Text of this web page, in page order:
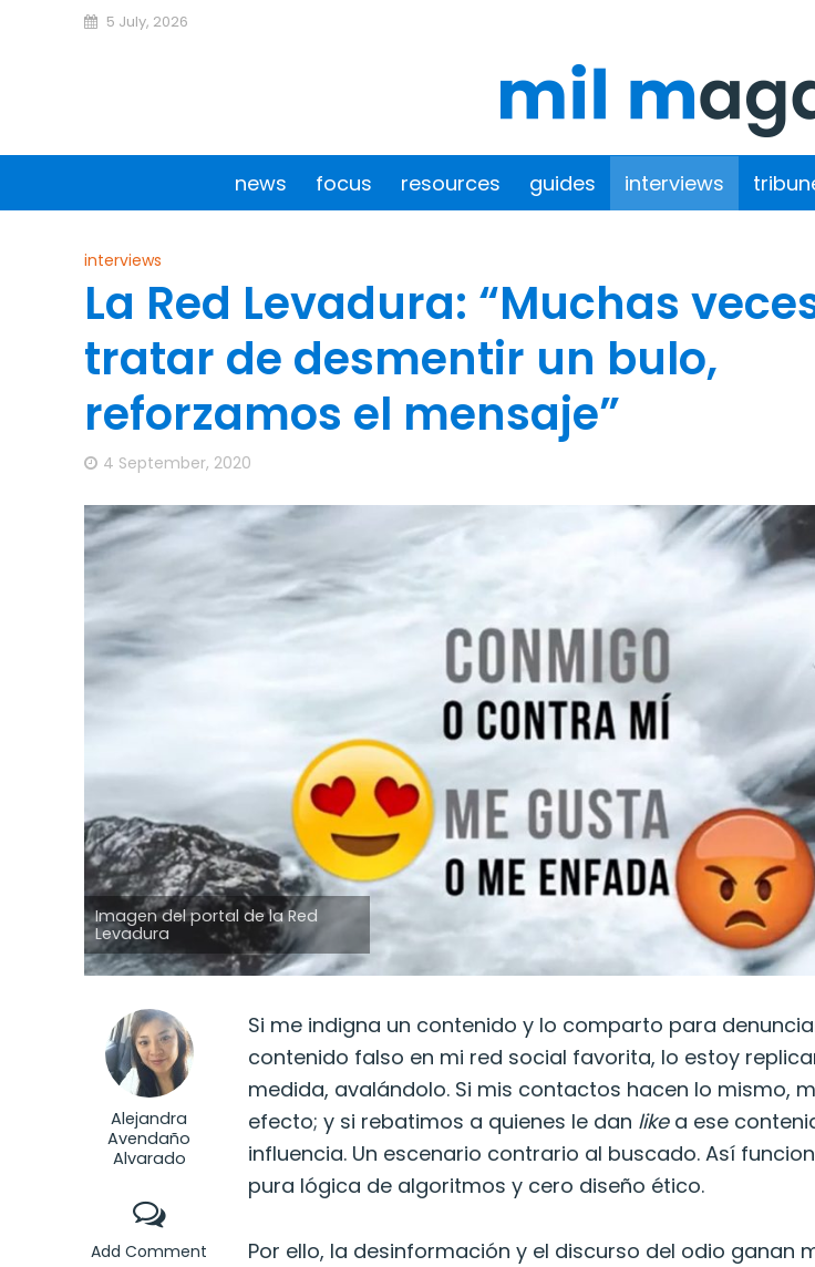
5 July, 2026
news focus resources guides interviews
interviews
La Red Levadura: “Muchas
tratar de desmentir un bulo,
reforzamos el mensaje”
4 September, 2020
Imagen del portal de la Red
Levadura
Alejandra
Avendaño
Alvarado
Add Comment
Si me indigna un contenido y lo comparto para
contenido falso en mi red social favorita, lo estoy
medida, avalándolo. Si mis contactos hacen lo mismo,
efecto; y si rebatimos a quienes le dan like a ese
influencia. Un escenario contrario al buscado. Así
pura lógica de algoritmos y cero diseño ético.
Por ello, la desinformación y el discurso del odio ganan